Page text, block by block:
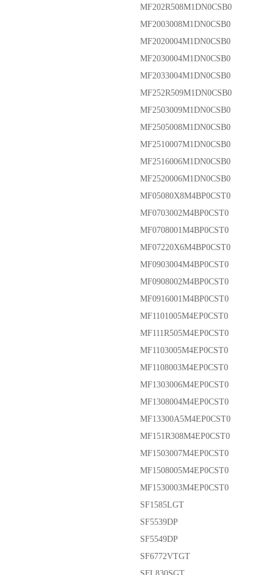
MF202R508M1DN0CSB0
MF2003008M1DN0CSB0
MF2020004M1DN0CSB0
MF2030004M1DN0CSB0
MF2033004M1DN0CSB0
MF252R509M1DN0CSB0
MF2503009M1DN0CSB0
MF2505008M1DN0CSB0
MF2510007M1DN0CSB0
MF2516006M1DN0CSB0
MF2520006M1DN0CSB0
MF05080X8M4BP0CST0
MF0703002M4BP0CST0
MF0708001M4BP0CST0
MF07220X6M4BP0CST0
MF0903004M4BP0CST0
MF0908002M4BP0CST0
MF0916001M4BP0CST0
MF1101005M4EP0CST0
MF111R505M4EP0CST0
MF1103005M4EP0CST0
MF1108003M4EP0CST0
MF1303006M4EP0CST0
MF1308004M4EP0CST0
MF13300A5M4EP0CST0
MF151R308M4EP0CST0
MF1503007M4EP0CST0
MF1508005M4EP0CST0
MF1530003M4EP0CST0
SF1585LGT
SF5539DP
SF5549DP
SF6772VTGT